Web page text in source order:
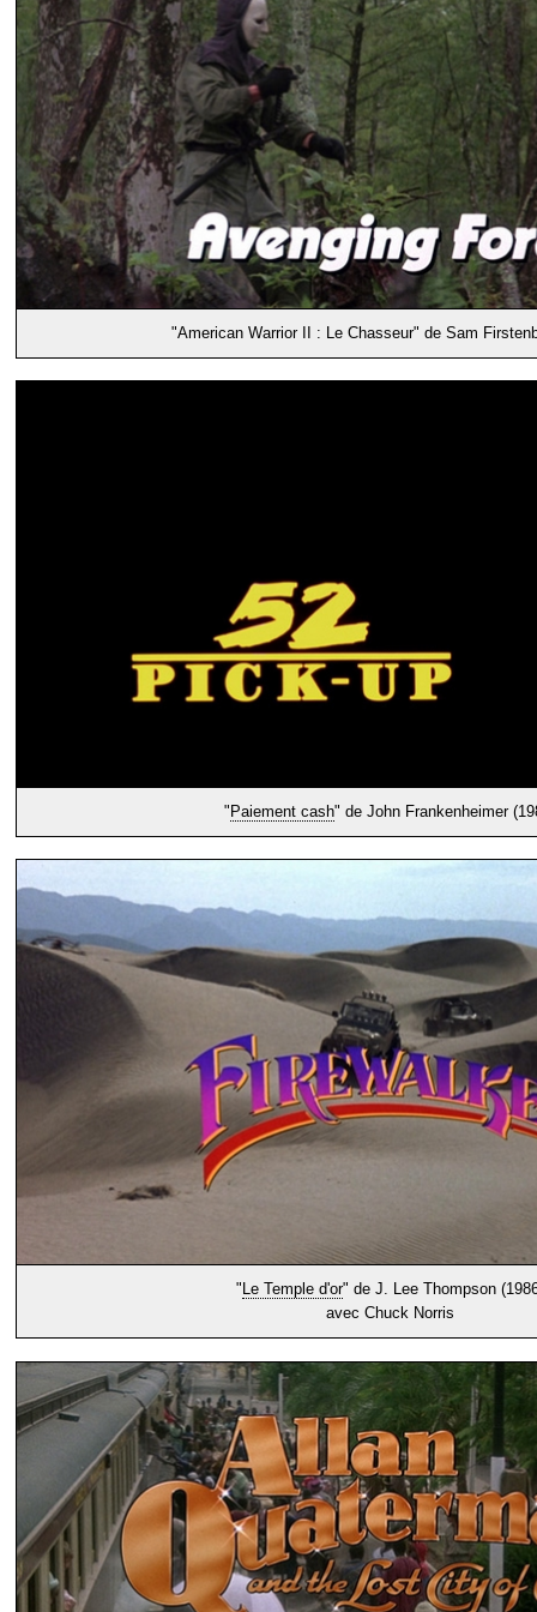
"American Warrior II : Le Chasseur" de Sam
" Paiement cash" de John Frankenheimer
" Le Temple d'or" de J. Lee Thompson
avec Chuck Norris